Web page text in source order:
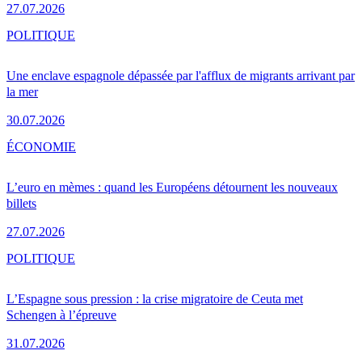
27.07.2026
Une enclave espagnole dépassée par l'afflux de migrants arrivant par
la mer
30.07.2026
POLITIQUE
L’euro en mèmes : quand les Européens détournent les nouveaux
billets
27.07.2026
ÉCONOMIE
L’Espagne sous pression : la crise migratoire de Ceuta met
Schengen à l’épreuve
31.07.2026
POLITIQUE